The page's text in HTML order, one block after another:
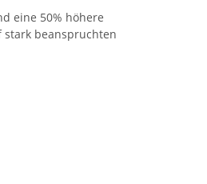
eine 50% höhere
stark beanspruchten